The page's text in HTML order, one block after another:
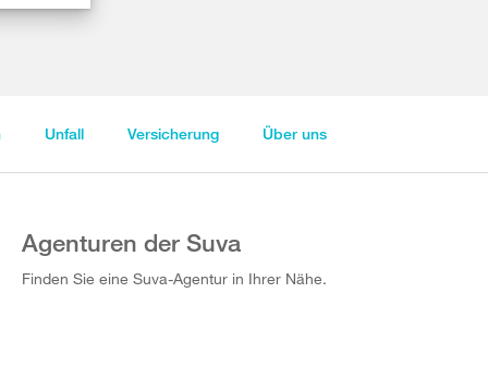
Unfall Versicherung Über uns
Agenturen der Suva
Finden Sie eine Suva-Agentur in Ihrer Nähe.